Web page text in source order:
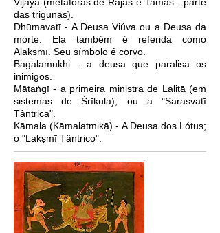
das trigunas).
Dhūmavatī - A Deusa Viúva ou a Deusa da
morte. Ela também é referida como
Alakṣmī. Seu símbolo é corvo.
Bagalamukhi - a deusa que paralisa os
inimigos.
Mātaṅgī - a primeira ministra de Lalitā (em
sistemas de Śrīkula); ou a "Sarasvatī
Tântrica".
Kāmala (Kāmalatmikā) - A Deusa dos Lótus;
o "Lakṣmī Tântrico".